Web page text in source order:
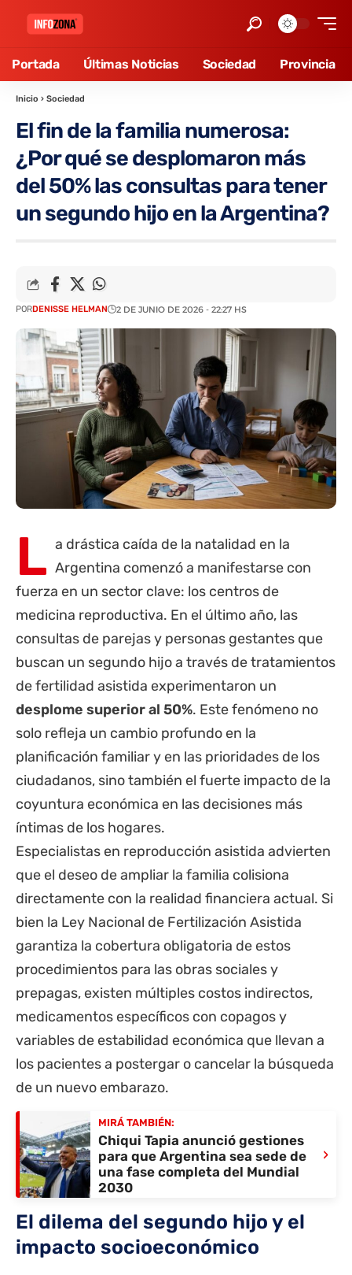
Portada Últimas Noticias Sociedad Provincia
Inicio › Sociedad
El fin de la familia numerosa:
¿Por qué se desplomaron más
del 50% las consultas para tener
un segundo hijo en la Argentina?
PORDENISSE HELMAN 2 DE JUNIO DE 2026 - 22:27 HS
L a drástica caída de la natalidad en la
Argentina comenzó a manifestarse con
fuerza en un sector clave: los centros de
medicina reproductiva. En el último año, las
consultas de parejas y personas gestantes que
buscan un segundo hijo a través de tratamientos
de fertilidad asistida experimentaron un
desplome superior al 50%. Este fenómeno no
solo refleja un cambio profundo en la
planificación familiar y en las prioridades de los
ciudadanos, sino también el fuerte impacto de la
coyuntura económica en las decisiones más
íntimas de los hogares.
Especialistas en reproducción asistida advierten
que el deseo de ampliar la familia colisiona
directamente con la realidad financiera actual. Si
bien la Ley Nacional de Fertilización Asistida
garantiza la cobertura obligatoria de estos
procedimientos para las obras sociales y
prepagas, existen múltiples costos indirectos,
medicamentos específicos con copagos y
variables de estabilidad económica que llevan a
los pacientes a postergar o cancelar la búsqueda
de un nuevo embarazo.
MIRÁ TAMBIÉN:
Chiqui Tapia anunció gestiones
para que Argentina sea sede de
una fase completa del Mundial
2030
›
El dilema del segundo hijo y el
impacto socioeconómico